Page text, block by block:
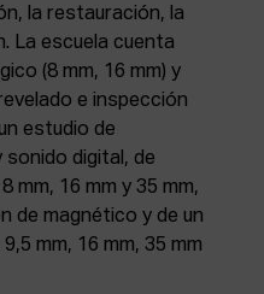
la restauración, la
La escuela cuenta
(8 mm, 16 mm) y
e inspección
estudio de
digital, de
mm, 16 mm y 35 mm,
de magnético y de un
mm, 16 mm, 35 mm